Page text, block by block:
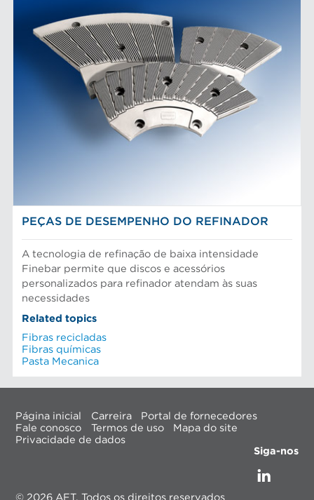
PEÇAS DE DESEMPENHO DO REFINADOR
A tecnologia de refinação de baixa intensidade
Finebar permite que discos e acessórios
personalizados para refinador atendam às suas
necessidades
Related topics
Fibras recicladas
Fibras químicas
Pasta Mecanica
Página inicial Carreira
Portal de fornecedores
Fale conosco
Termos de uso
Mapa do site
Privacidade de dados
Siga-nos
© 2026 AFT, Todos os direitos reservados